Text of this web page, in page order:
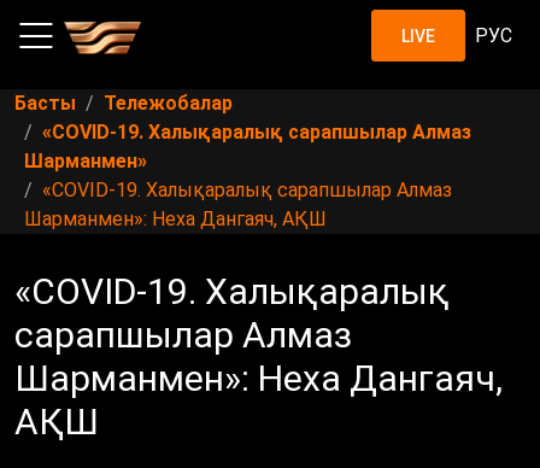
LIVE РУС
Басты
Тележобалар
«COVID-19. Халықаралық сарапшылар Алмаз
Шарманмен»
«COVID-19. Халықаралық сарапшылар Алмаз
Шарманмен»: Неха Дангаяч, АҚШ
«COVID-19. Халықаралық
сарапшылар Алмаз
Шарманмен»: Неха Дангаяч,
АҚШ